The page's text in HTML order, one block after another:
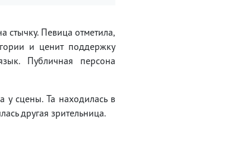
стычку. Певица отметила,
и ценит поддержку
Публичная персона
у сцены. Та находилась в
другая зрительница.